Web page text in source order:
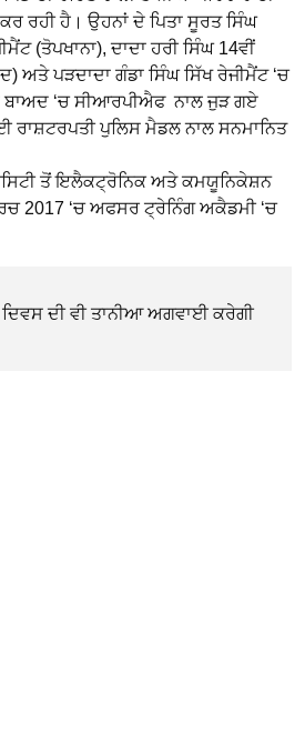
ਰਹੀ ਹੈ। ਉਹਨਾਂ ਦੇ ਪਿਤਾ ਸੂਰਤ ਸਿੰਘ
(ਤੋਪਖਾਨਾ), ਦਾਦਾ ਹਰੀ ਸਿੰਘ 14ਵੀਂ
ਅਤੇ ਪੜਦਾਦਾ ਗੰਡਾ ਸਿੰਘ ਸਿੱਖ ਰੇਜੀਮੈਂਟ ‘ਚ
ਬਾਅਦ ‘ਚ ਸੀਆਰਪੀਐਫ ਨਾਲ ਜੁੜ ਗਏ
ਰਾਸ਼ਟਰਪਤੀ ਪੁਲਿਸ ਮੈਡਲ ਨਾਲ ਸਨਮਾਨਿਤ
ਤੋਂ ਇਲੈਕਟ੍ਰੋਨਿਕ ਅਤੇ ਕਮਯੂਨਿਕੇਸ਼ਨ
2017 ‘ਚ ਅਫਸਰ ਟ੍ਰੇਨਿੰਗ ਅਕੈਡਮੀ ‘ਚ
ਦੀ ਵੀ ਤਾਨੀਆ ਅਗਵਾਈ ਕਰੇਗੀ